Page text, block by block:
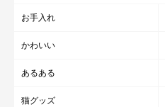
お手入れ
かわいい
あるある
猫グッズ